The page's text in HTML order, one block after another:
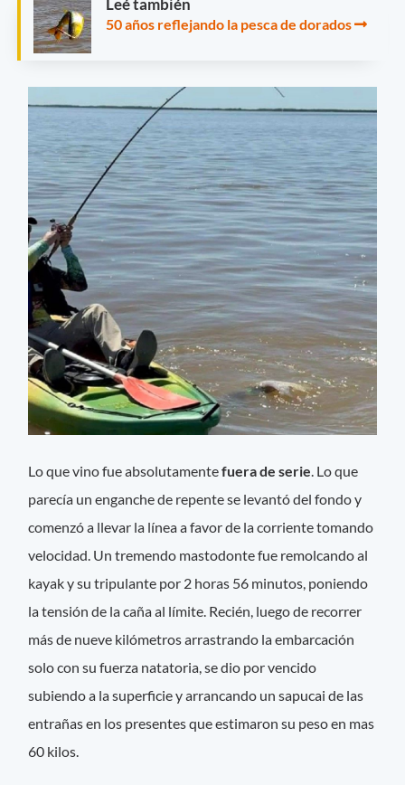
50 años reflejando la pesca de dorados
Lo que vino fue absolutamentefuera de serie. Lo que
parecía un enganche de repente se levantó del fondo y
comenzó a llevar la línea a favor de la corriente tomando
velocidad. Un tremendo mastodonte fue remolcando al
kayak y su tripulante por 2 horas 56 minutos, poniendo
la tensión de la caña al límite. Recién, luego de recorrer
más de nueve kilómetros arrastrando la embarcación
solo con su fuerza natatoria, se dio por vencido
subiendo a la superficie y arrancando un sapucai de las
entrañas en los presentes que estimaron su peso en mas
60 kilos.